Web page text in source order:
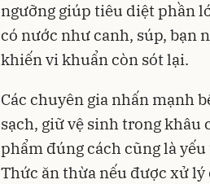
ngưỡng giúp tiêu diệt phần
có nước như canh, súp, bạn
khiến vi khuẩn còn sót lại.
Các chuyên gia nhấn mạnh
sạch, giữ vệ sinh trong khâu
phẩm đúng cách cũng là
Thức ăn thừa nếu được xử